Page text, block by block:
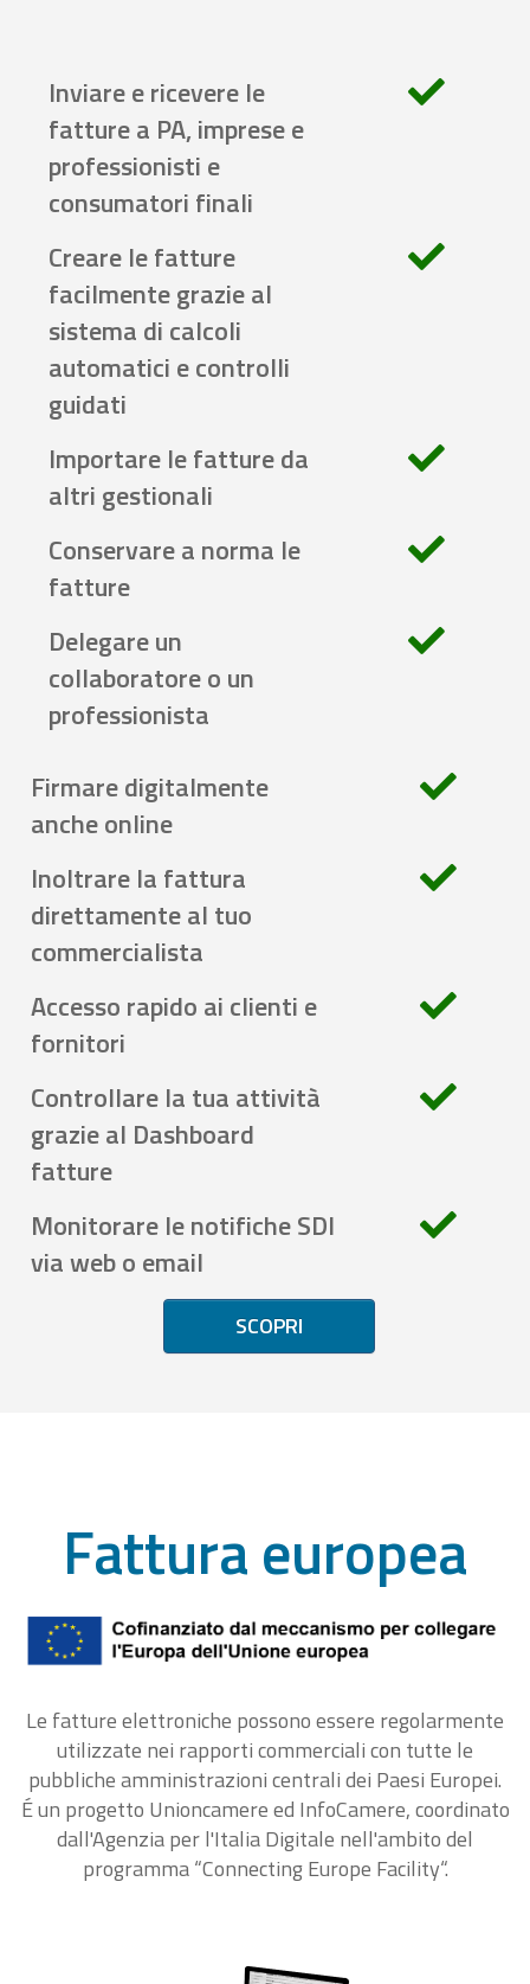
Inviare e ricevere le
fatture a PA, imprese e
professionisti e
consumatori finali
Creare le fatture
facilmente grazie al
sistema di calcoli
automatici e controlli
guidati
Importare le fatture da
altri gestionali
Conservare a norma le
fatture
Delegare un
collaboratore o un
professionista
Firmare digitalmente
anche online
Inoltrare la fattura
direttamente al tuo
commercialista
Accesso rapido ai clienti e
fornitori
Controllare la tua attività
grazie al Dashboard
fatture
Monitorare le notifiche SDI
via web o email
SCOPRI
Fattura europea
Le fatture elettroniche possono essere regolarmente
utilizzate nei rapporti commerciali con tutte le
pubbliche amministrazioni centrali dei Paesi Europei.
É un progetto Unioncamere ed InfoCamere, coordinato
dall'Agenzia per l'Italia Digitale nell'ambito del
programma “Connecting Europe Facility“.